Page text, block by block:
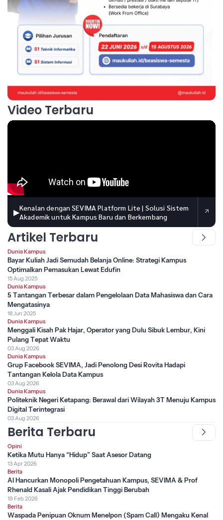
Video Terbaru
▶Kenalan dengan SEVIMA Platform Lite | Solusi Sistem
Akademik untuk Kampus Baru dan Berkembang
Artikel Terbaru
Dunia Kampus
Bayar Kuliah Jadi Semudah Belanja Online: Strategi Kampus
Optimalkan Pemasukan Lewat Edufin
15 Aug 2025
Dunia Kampus
5 Tantangan Terbesar dalam Pengelolaan Data Mahasiswa dan Cara
Mengatasinya
18 Jun 2025
Dunia Kampus
Menggali Kisah Pak Hajar, Operator yang Dulu Sibuk Lembur, Kini
Pulang Tepat Waktu
03 Aug 2026
Dunia Kampus
Grup Facebook SEVIMA, Jadi Penolong Desi Rovita Hadapi
Tantangan Kelola Data Kampus
03 Aug 2026
Dunia Kampus
Politeknik Negeri Ketapang: Berawal dari Wilayah 3T Menuju Kampus
Digital Terintegrasi
03 Aug 2026
Berita Terbaru
Opini
Ketika Mutu Hanya “Hidup” Saat Asesor Datang
13 Apr 2026
Berita
AI Hancurkan Monopoli Pengetahuan Kampus, SEVIMA & Prof
Rhenald Kasali Ajak Pendidikan Tinggi Berubah
19 Feb 2026
Berita
Waspada Penipuan Oknum Menelpon (Spam Call) Mengaku Kenal